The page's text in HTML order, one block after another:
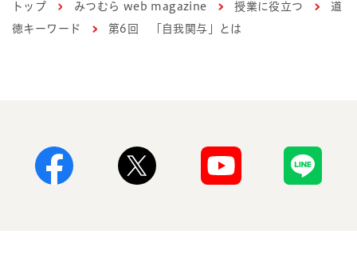
トップ みつむら web magazine 授業に役立つ
道
徳キーワード
第6回 「自我関与」とは